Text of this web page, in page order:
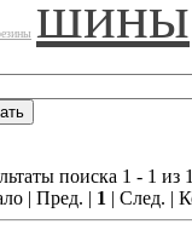
шины
поиска 1 - 1 из 1
| Пред. | 1 | След. |